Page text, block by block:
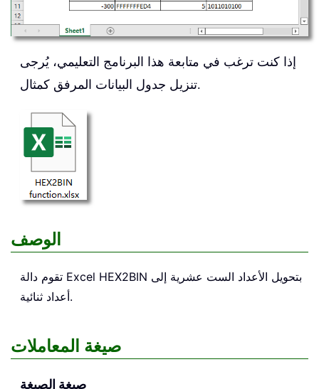
إذا كنت ترغب في متابعة هذا البرنامج التعليمي، يُرجى
تنزيل جدول البيانات المرفق كمثال.
الوصف
تقوم دالة Excel HEX2BIN
أعداد ثنائية.
صيغة المعاملات
صيغة الصيغة